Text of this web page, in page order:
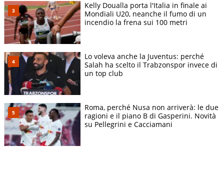
Kelly Doualla porta l'Italia in finale ai
Mondiali U20, neanche il fumo di un
incendio la frena sui 100 metri
Lo voleva anche la Juventus: perché
Salah ha scelto il Trabzonspor invece di
un top club
Roma, perché Nusa non arriverà: le due
ragioni e il piano B di Gasperini. Novità
su Pellegrini e Cacciamani